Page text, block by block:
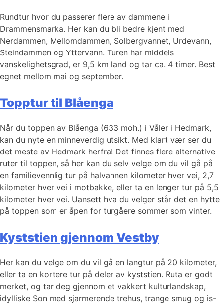
Rundtur hvor du passerer flere av dammene i
Drammensmarka. Her kan du bli bedre kjent med
Nerdammen, Mellomdammen, Solbergvannet, Urdevann,
Steindammen og Yttervann. Turen har middels
vanskelighetsgrad, er 9,5 km land og tar ca. 4 timer. Best
egnet mellom mai og september.
Topptur til Blåenga
Når du toppen av Blåenga (633 moh.) i Våler i Hedmark,
kan du nyte en minneverdig utsikt. Med klart vær ser du
det meste av Hedmark herfra! Det finnes flere alternative
ruter til toppen, så her kan du selv velge om du vil gå på
en familievennlig tur på halvannen kilometer hver vei, 2,7
kilometer hver vei i motbakke, eller ta en lenger tur på 5,5
kilometer hver vei. Uansett hva du velger står det en hytte
på toppen som er åpen for turgåere sommer som vinter.
Kyststien gjennom Vestby
Her kan du velge om du vil gå en langtur på 20 kilometer,
eller ta en kortere tur på deler av kyststien. Ruta er godt
merket, og tar deg gjennom et vakkert kulturlandskap,
idylliske Son med sjarmerende trehus, trange smug og is-